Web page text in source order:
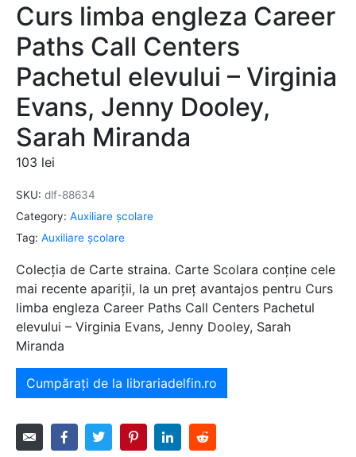
Curs limba engleza Career
Paths Call Centers
Pachetul elevului – Virginia
Evans, Jenny Dooley,
Sarah Miranda
103 lei
SKU: dlf-88634
Category: Auxiliare şcolare
Tag: Auxiliare şcolare
Colecția de Carte straina. Carte Scolara conține cele
mai recente apariții, la un preț avantajos pentru Curs
limba engleza Career Paths Call Centers Pachetul
elevului – Virginia Evans, Jenny Dooley, Sarah
Miranda
Cumpărați de la librariadelfin.ro